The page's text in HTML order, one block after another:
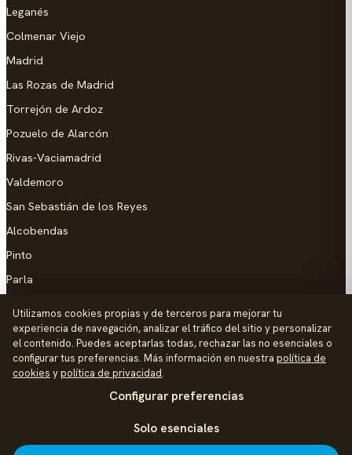
Leganés
Colmenar Viejo
Madrid
Las Rozas de Madrid
Torrejón de Ardoz
Pozuelo de Alarcón
Rivas-Vaciamadrid
Valdemoro
San Sebastián de los Reyes
Alcobendas
Pinto
Parla
AYUDA
Añadir empresa
Aviso Legal
Utilizamos cookies propias y de terceros para mejorar tu
experiencia de navegación, analizar el tráfico del sitio y personalizar
el contenido. Puedes aceptarlas todas, rechazar las no esenciales o
configurar tus preferencias. Más información en nuestra política de
cookies ypolítica de privacidad.
Configurar preferencias
Solo esenciales